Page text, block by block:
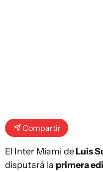
Compartir
El Inter Miami deLuis
disputará la primera